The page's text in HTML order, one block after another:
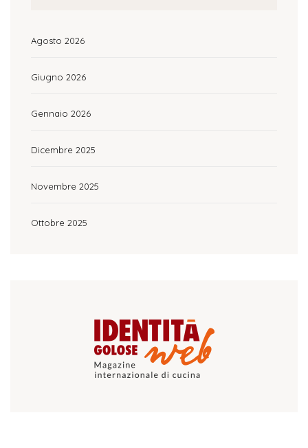
Agosto 2026
Giugno 2026
Gennaio 2026
Dicembre 2025
Novembre 2025
Ottobre 2025